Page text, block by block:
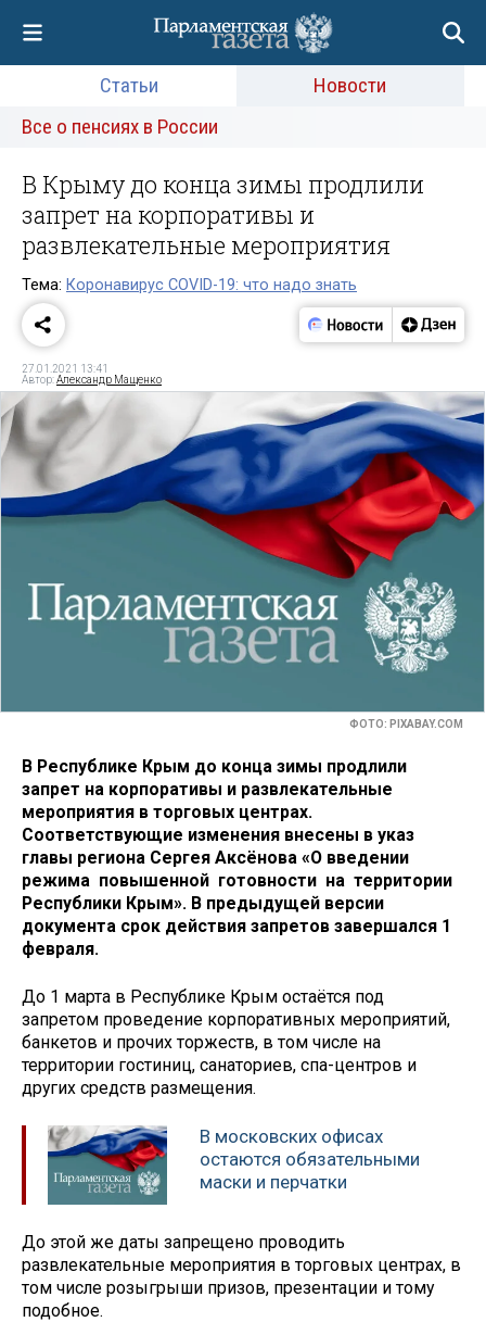
Статьи
Новости
Все о пенсиях в России
В Крыму до конца зимы продлили
запрет на корпоративы и
развлекательные мероприятия
Тема: Коронавирус COVID-19: что надо знать
27.01.2021 13:41
Автор:Александр Мащенко
ФОТО: PIXABAY.COM
В Республике Крым до конца зимы продлили
запрет на корпоративы и развлекательные
мероприятия в торговых центрах.
Соответствующие изменения внесены в указ
главы региона Сергея Аксёнова «О введении
режима повышенной готовности на территории
Республики Крым». В предыдущей версии
документа срок действия запретов завершался 1
февраля.
До 1 марта в Республике Крым остаётся под
запретом проведение корпоративных мероприятий,
банкетов и прочих торжеств, в том числе на
территории гостиниц, санаториев, спа-центров и
других средств размещения.
В московских офисах
остаются обязательными
маски и перчатки
До этой же даты запрещено проводить
развлекательные мероприятия в торговых центрах, в
том числе розыгрыши призов, презентации и тому
подобное.